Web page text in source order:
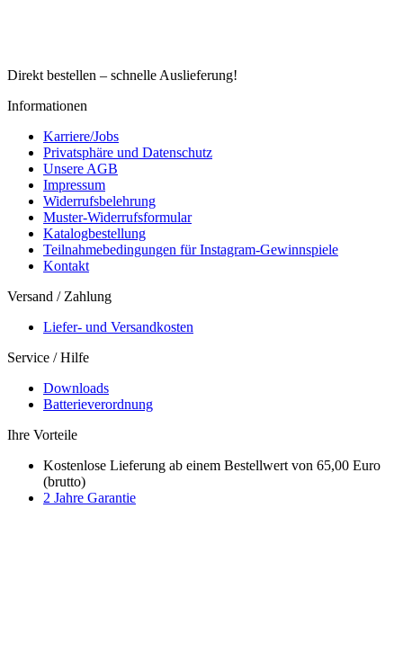
Direkt bestellen – schnelle Auslieferung!
Informationen
Karriere/Jobs
Privatsphäre und Datenschutz
Unsere AGB
Impressum
Widerrufsbelehrung
Muster-Widerrufsformular
Katalogbestellung
Teilnahmebedingungen für Instagram-Gewinnspiele
Kontakt
Versand / Zahlung
Liefer- und Versandkosten
Service / Hilfe
Downloads
Batterieverordnung
Ihre Vorteile
Kostenlose Lieferung ab einem Bestellwert von 65,00 Euro
(brutto)
2 Jahre Garantie